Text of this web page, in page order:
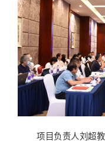
项目负责人刘超